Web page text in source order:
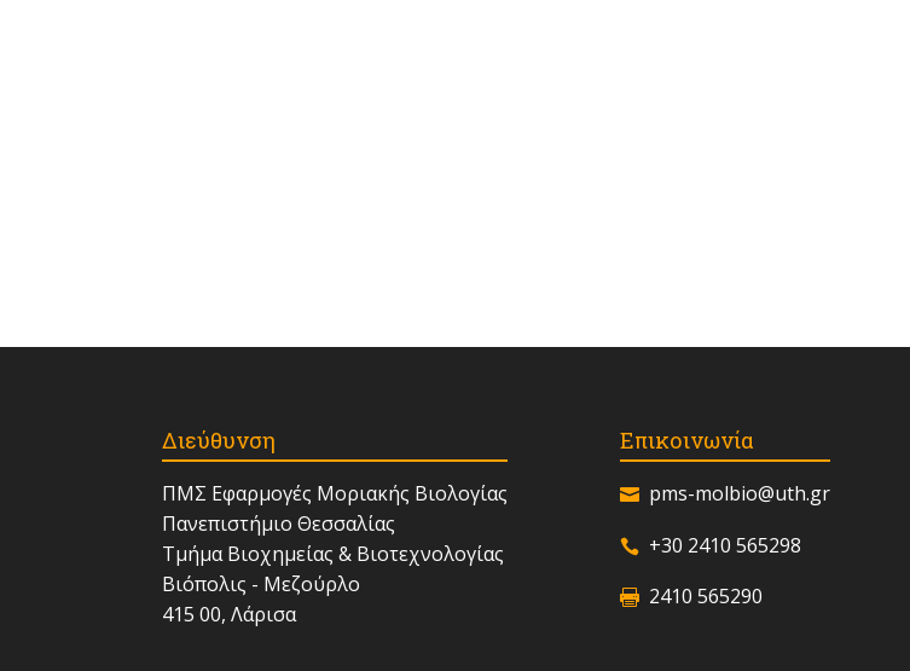
Διεύθυνση
ΠΜΣ Εφαρμογές Μοριακής Βιολογίας
Πανεπιστήμιο Θεσσαλίας
Τμήμα Βιοχημείας & Βιοτεχνολογίας
Βιόπολις - Μεζούρλο
415 00, Λάρισα
Επικοινωνία
pms-molbio@uth.gr
+30 2410 565298
2410 565290